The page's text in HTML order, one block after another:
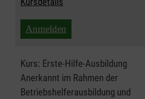
Anmelden
Kurs: Erste-Hilfe-Ausbildung
Anerkannt im Rahmen der
Betriebshelferausbildung und